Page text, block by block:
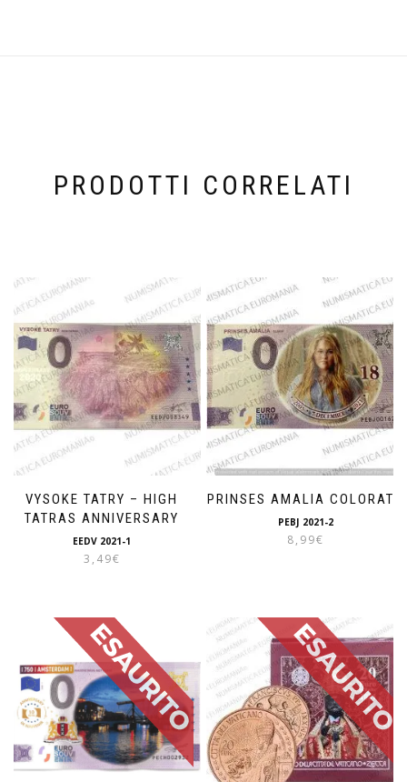
PRODOTTI CORRELATI
VYSOKE TATRY – HIGH
TATRAS ANNIVERSARY
EEDV 2021-1
3,49€
PRINSES AMALIA COLORATA
PEBJ 2021-2
8,99€